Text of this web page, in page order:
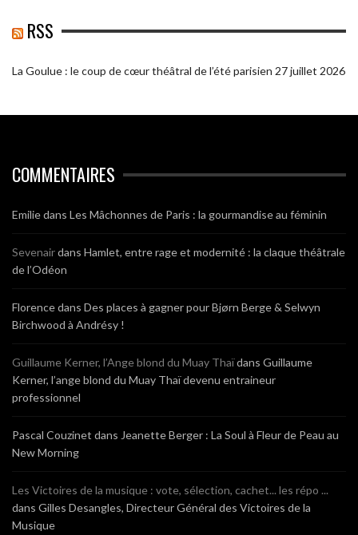
RSS
La Goulue : le coup de cœur théâtral de l’été parisien 27 juillet 2026
COMMENTAIRES
Emiliedans Les Mâchonnes de Paris : la gourmandise au féminin
Sevenairdans Hamlet, entre rage et modernité : la claque théâtrale
de l’Odéon
Florencedans Des places à gagner pour Bjørn Berge & Selwyn
Birchwood à Andrésy !
Guillaume Kerner, l’Ange blond du Muay Thaïdans Guillaume
Kerner, l’ange blond du Muay Thaï devenu entraineur
professionnel
Pascal Couzinet dans Jeanette Berger : La Soul à Fleur de Peau au
New Morning
Les Victoires de la musique : vote, sélection, cachet... les répo ...
dans Gilles Desangles, Directeur Général des Victoires de la
Musique